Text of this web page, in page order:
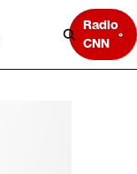
Radio
CNN